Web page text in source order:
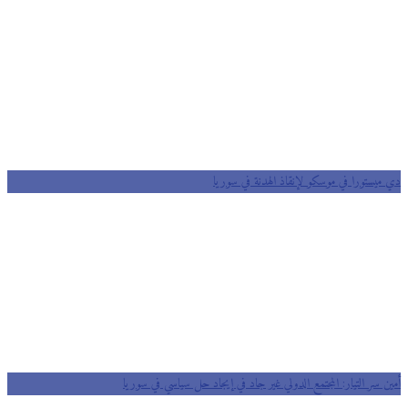
في موسكو لإنقاذ الهدنة في سوريا
سر التيار: المجتمع الدولي غير جاد في إيجاد حل سياسي في سوريا